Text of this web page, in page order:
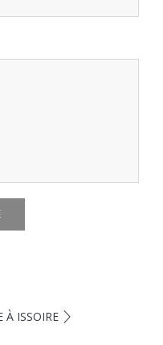
À ISSOIRE